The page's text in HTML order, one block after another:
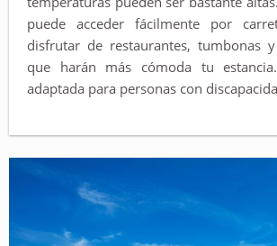
puede acceder fácilmente por
disfrutar de restaurantes, tumbonas
que harán más cómoda tu
adaptada para personas con